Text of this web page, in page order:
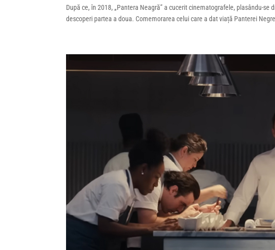
După ce, în 2018, „Pantera Neagră” a cucerit cinematografele, plasându-
descoperi partea a doua. Comemorarea celui care a dat viață Panterei